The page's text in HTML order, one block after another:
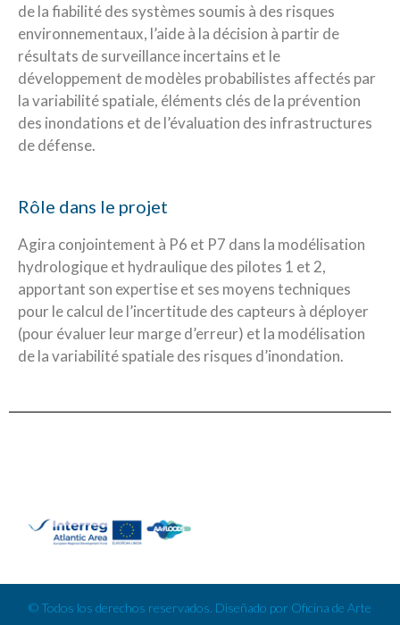
de la fiabilité des systèmes soumis à des risques
environnementaux, l’aide à la décision à partir de
résultats de surveillance incertains et le
développement de modèles probabilistes affectés par
la variabilité spatiale, éléments clés de la prévention
des inondations et de l’évaluation des infrastructures
de défense.
Rôle dans le projet
Agira conjointement à P6 et P7 dans la modélisation
hydrologique et hydraulique des pilotes 1 et 2,
apportant son expertise et ses moyens techniques
pour le calcul de l’incertitude des capteurs à déployer
(pour évaluer leur marge d’erreur) et la modélisation
de la variabilité spatiale des risques d’inondation.
© Todos los derechos reservados. Diseñado por Oficina de Arte